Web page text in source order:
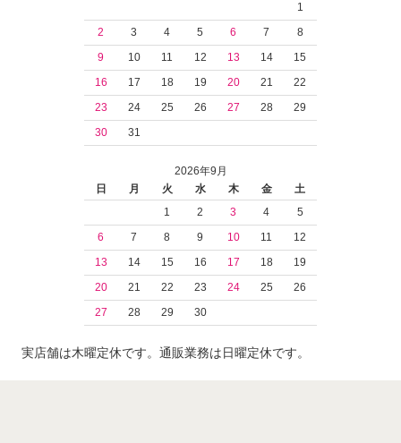
1
2
3 4 5 6 7
8
9
10 11 12 13 14
15
16
17 18 19 20 21
22
23
24 25 26 27 28
29
30
31
2026年9月
日
月 火 水 木 金
土
1
2 3 4
5
6
7 8 9 10 11
12
13
14 15 16 17 18
19
20
21 22 23 24 25
26
27
28 29 30
実店舗は木曜定休です。通販業務は日曜定休です。